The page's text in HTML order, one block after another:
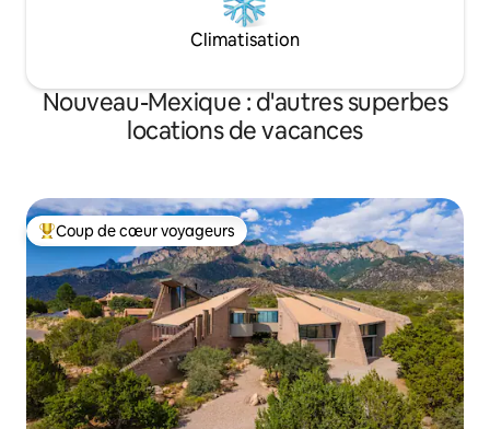
Climatisation
Nouveau-Mexique : d'autres superbes
locations de vacances
Coups de cœur voyageurs les plus appréciés
Coup de cœur voyageurs